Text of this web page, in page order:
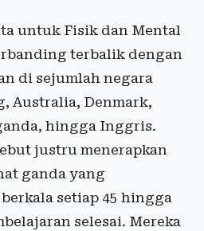
untuk Fisik dan Mental
terbalik dengan
di sejumlah negara
Australia, Denmark,
hingga Inggris.
justru menerapkan
ganda yang
setiap 45 hingga
selesai. Mereka